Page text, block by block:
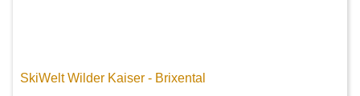
SkiWelt Wilder Kaiser - Brixental